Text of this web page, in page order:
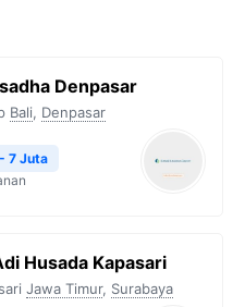
Denpasar
Bali, Denpasar
7 Juta
Husada Kapasari
Jawa Timur, Surabaya